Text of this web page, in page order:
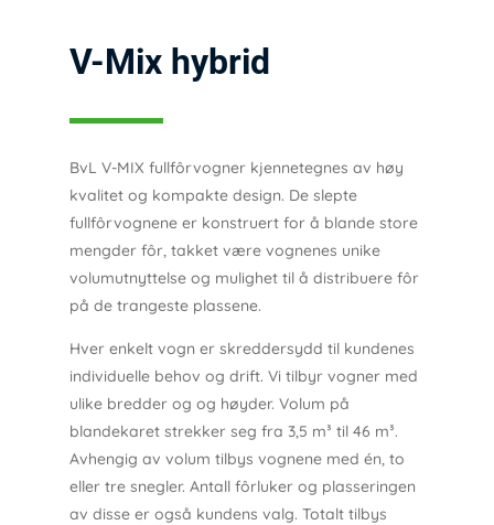
V-Mix hybrid
BvL V-MIX fullfôrvogner kjennetegnes av høy
kvalitet og kompakte design. De slepte
fullfôrvognene er konstruert for å blande store
mengder fôr, takket være vognenes unike
volumutnyttelse og mulighet til å distribuere fôr
på de trangeste plassene.
Hver enkelt vogn er skreddersydd til kundenes
individuelle behov og drift. Vi tilbyr vogner med
ulike bredder og og høyder. Volum på
blandekaret strekker seg fra 3,5 m³ til 46 m³.
Avhengig av volum tilbys vognene med én, to
eller tre snegler. Antall fôrluker og plasseringen
av disse er også kundens valg. Totalt tilbys